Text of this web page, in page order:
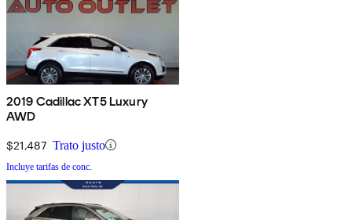
2019 Cadillac XT5 Luxury
AWD
$21,487 Trato justo
Incluye tarifas de conc.